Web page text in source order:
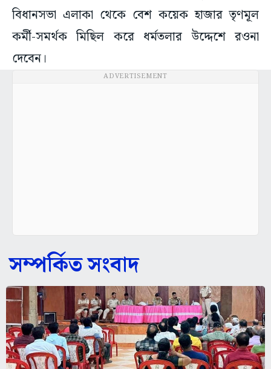
বিধানসভা এলাকা থেকে বেশ কয়েক হাজার তৃণমূল
কর্মী-সমর্থক মিছিল করে ধর্মতলার উদ্দেশে রওনা
দেবেন।
ADVERTISEMENT
সম্পর্কিত সংবাদ